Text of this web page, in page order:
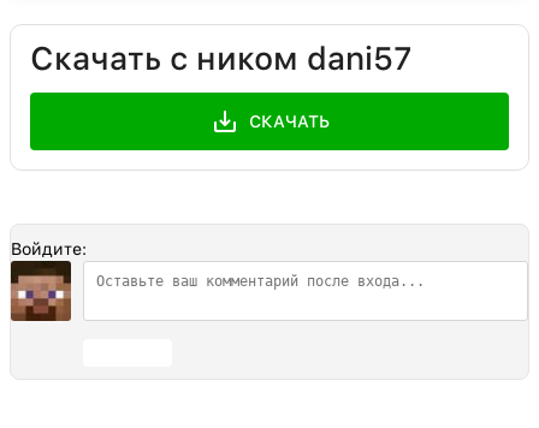
Скачать с ником dani57
СКАЧАТЬ
Войдите: